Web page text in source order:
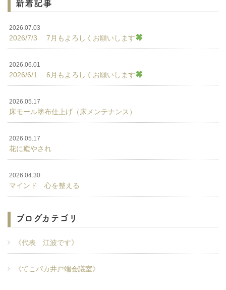
新着記事
2026.07.03
2026/7/3 7月もよろしくお願いします
2026.06.01
2026/6/1 6月もよろしくお願いします
2026.05.17
床モール塗布仕上げ（床メンテナンス）
2026.05.17
花に癒やされ
2026.04.30
マインド 心を整える
ブログカテゴリ
《代表 江波です》
《てこパカ井戸端会議室》